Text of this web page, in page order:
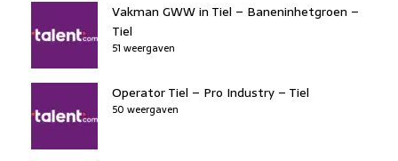
Vakman GWW in Tiel – Baneninhetgroen –
Tiel
51 weergaven
Operator Tiel – Pro Industry – Tiel
50 weergaven